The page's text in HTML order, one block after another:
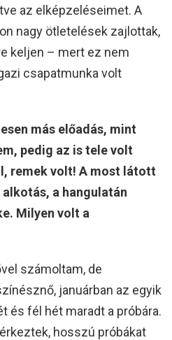
az elképzeléseimet. A
nagy ötletelések zajlottak,
keljen – mert ez nem
csapatmunka volt
más előadás, mint
pedig az is tele volt
remek volt! A most látott
a hangulatán
Milyen volt a
számoltam, de
januárban az egyik
és fél hét maradt a próbára.
hosszú próbákat